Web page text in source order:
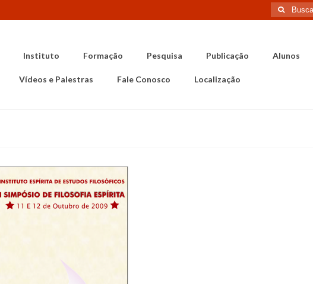
Buscar
por:
Instituto Formação Pesquisa Publicação Alunos
Vídeos e Palestras Fale Conosco Localização